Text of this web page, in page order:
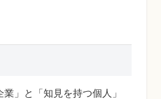
業」と「知見を持つ個人」